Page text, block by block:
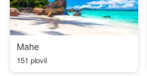
Mahe
151 plovil